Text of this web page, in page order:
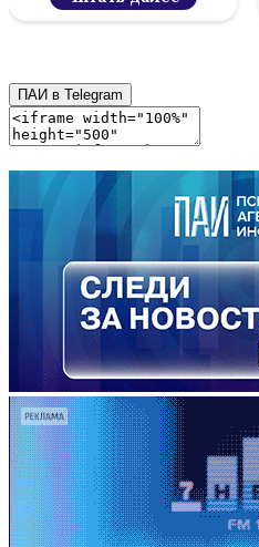
ПАИ в Telegram